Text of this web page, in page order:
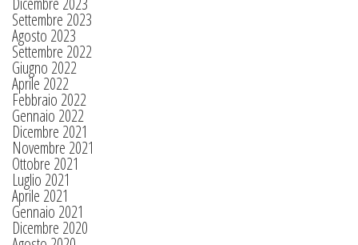
Settembre 2023
Agosto 2023
Settembre 2022
Giugno 2022
Aprile 2022
Febbraio 2022
Gennaio 2022
Dicembre 2021
Novembre 2021
Ottobre 2021
Luglio 2021
Aprile 2021
Gennaio 2021
Dicembre 2020